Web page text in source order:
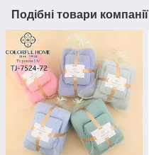
Подібні товари компанії